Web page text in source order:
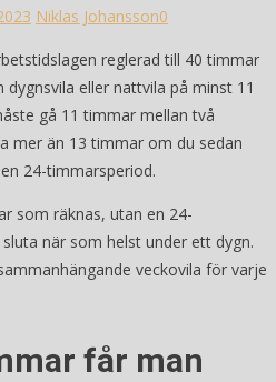
Niklas Johansson0
reglerad till 40 timmar
dygnsvila eller nattvila på minst 11
gå 11 timmar mellan två
mer än 13 timmar om du sedan
24-timmarsperiod.
som räknas, utan en 24-
när som helst under ett dygn.
veckovila för varje
får man